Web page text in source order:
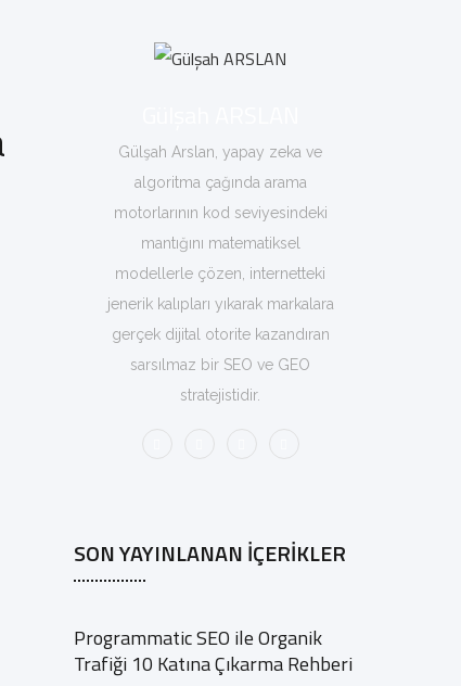
Gülşah Arslan, yapay zeka ve
algoritma çağında arama
motorlarının kod seviyesindeki
mantığını matematiksel
modellerle çözen, internetteki
jenerik kalıpları yıkarak markalara
gerçek dijital otorite kazandıran
sarsılmaz bir SEO ve GEO
stratejistidir.
SON YAYINLANAN İÇERIKLER
Programmatic SEO ile Organik
Trafiği 10 Katına Çıkarma Rehberi